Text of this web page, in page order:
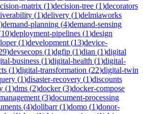
matrix (1)decision-tree (1)decorators
(1)delivery (1)delmiaworks
)demand-planning (4)demand-sensing
10)deployment-pipelines (1)design
(1)development (13)device-
)devsecops (1)dgfip (1)dian (1)digital
business (1)digital-health (1)digital-
(1)digital-transformation (22)digital-twin
(1)disaster-recovery (1)discounts
(1)dms (2)docker(3)docker-compose
(3)document-processing
(4)dolibarr(1)domo (1)donor-